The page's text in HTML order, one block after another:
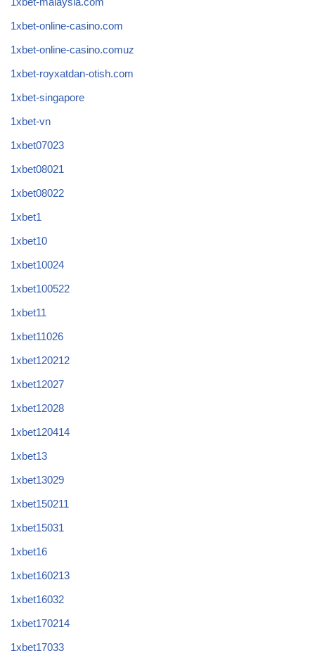
1xbet-online-casino.com
1xbet-online-casino.comuz
1xbet-royxatdan-otish.com
1xbet-singapore
1xbet-vn
1xbet07023
1xbet08021
1xbet08022
1xbet1
1xbet10
1xbet10024
1xbet100522
1xbet11
1xbet11026
1xbet120212
1xbet12027
1xbet12028
1xbet120414
1xbet13
1xbet13029
1xbet150211
1xbet15031
1xbet16
1xbet160213
1xbet16032
1xbet170214
1xbet17033